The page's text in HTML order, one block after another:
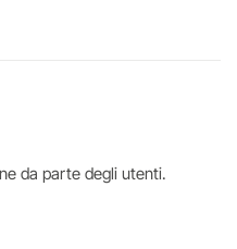
da parte degli utenti.